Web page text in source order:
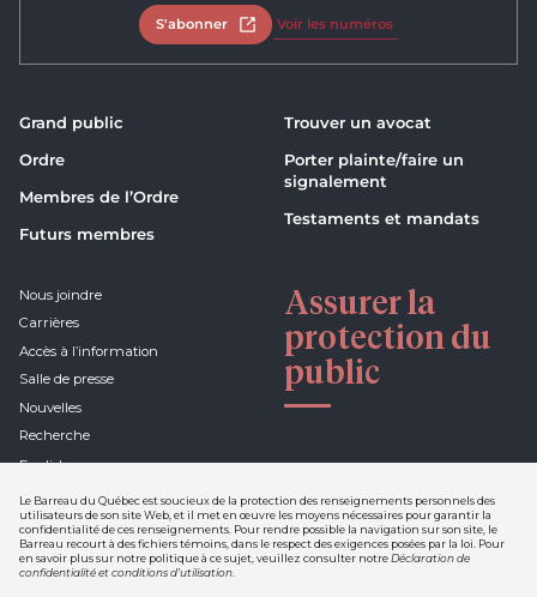
Le Barreau du Québec est soucieux de la protection des renseignements personnels des
utilisateurs de son site Web, et il met en œuvre les moyens nécessaires pour garantir la
confidentialité de ces renseignements. Pour rendre possible la navigation sur son site, le
Barreau recourt à des fichiers témoins, dans le respect des exigences posées par la loi. Pour
en savoir plus sur notre politique à ce sujet, veuillez consulter notreDéclaration de
confidentialité et conditions d’utilisation
S'abonner Ouvrir dans un nouvel onglet
Voir les numéros
Grand public
Ordre
Membres de l’Ordre
Futurs membres
Trouver un avocat
Porter plainte/faire un
signalement
Testaments et mandats
Nous joindre
Carrières
Accès à l’information
Salle de presse
Nouvelles
Recherche
English
Assurer la
protection du
public
Déclaration de confidentialité et
conditions d'utilisation